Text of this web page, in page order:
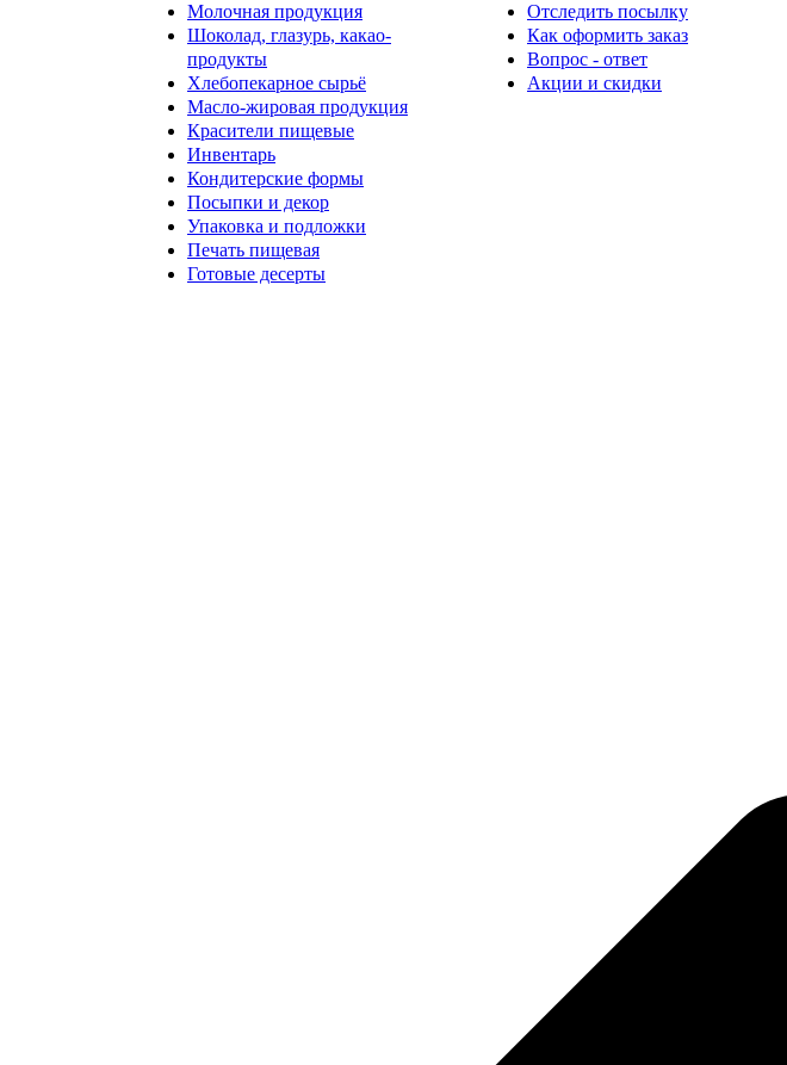
Молочная продукция
Шоколад, глазурь, какао-
продукты
Хлебопекарное сырьё
Масло-жировая продукция
Красители пищевые
Инвентарь
Кондитерские формы
Посыпки и декор
Упаковка и подложки
Печать пищевая
Готовые десерты
Отследить посылку
Как оформить заказ
Вопрос - ответ
Акции и скидки